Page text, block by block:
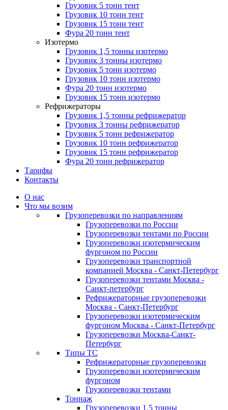
Грузовик 5 тонн тент
Грузовик 10 тонн тент
Грузовик 15 тонн тент
Фура 20 тонн тент
Изотермо
Грузовик 1,5 тонны изотермо
Грузовик 3 тонны изотермо
Грузовик 5 тонн изотермо
Грузовик 10 тонн изотермо
Фура 20 тонн изотермо
Грузовик 15 тонн изотермо
Рефрижераторы
Грузовик 1,5 тонны рефрижератор
Грузовик 3 тонны рефрижератор
Грузовик 5 тонн рефрижератор
Грузовик 10 тонн рефрижератор
Грузовик 15 тонн рефрижератор
Фура 20 тонн рефрижератор
Тарифы
Контакты
О нас
Что мы возим
Грузоперевозки по направлениям
Грузоперевозки по России
Грузоперевозки тентами по России
Грузоперевозки изотермическим
фургоном по России
Грузоперевозки транспортной
компанией Москва - Санкт-Петербург
Грузоперевозки тентами Москва -
Санкт-петербург
Рефрижераторные грузоперевозки
Москва - Санкт-Петербург
Грузоперевозки изотермическим
фургоном Москва - Санкт-Петербург
Грузоперевозки Москва-Санкт-
Петербург
Типы ТС
Рефрижераторные грузоперевозки
Грузоперевозки изотермическим
фургоном
Грузоперевозки тентами
Тоннаж
Грузоперевозки 1.5 тонны